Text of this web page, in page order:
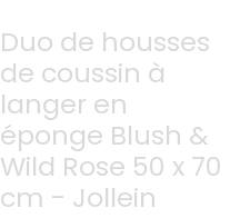
Duo de housses
de coussin à
langer en
éponge Blush &
Wild Rose 50 x 70
cm - Jollein